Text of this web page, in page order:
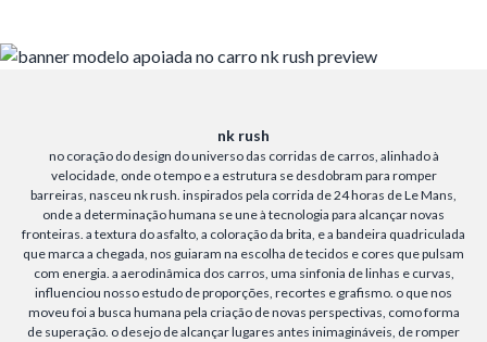
nk rush
no coração do design do universo das corridas de carros, alinhado à
velocidade, onde o tempo e a estrutura se desdobram para romper
barreiras, nasceu nk rush. inspirados pela corrida de 24 horas de Le Mans,
onde a determinação humana se une à tecnologia para alcançar novas
fronteiras. a textura do asfalto, a coloração da brita, e a bandeira quadriculada
que marca a chegada, nos guiaram na escolha de tecidos e cores que pulsam
com energia. a aerodinâmica dos carros, uma sinfonia de linhas e curvas,
influenciou nosso estudo de proporções, recortes e grafismo. o que nos
moveu foi a busca humana pela criação de novas perspectivas, como forma
de superação. o desejo de alcançar lugares antes inimagináveis, de romper